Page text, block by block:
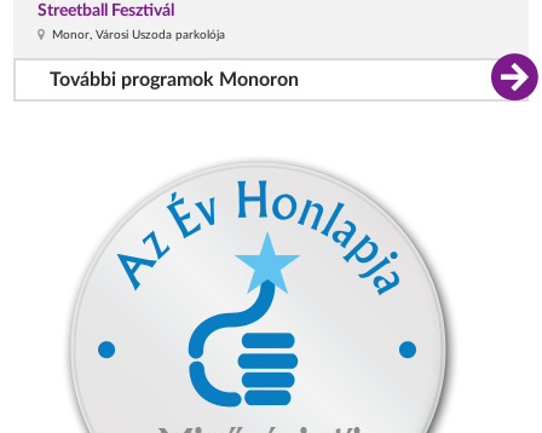
Streetball Fesztivál
Monor, Városi Uszoda parkolója
További programok Monoron